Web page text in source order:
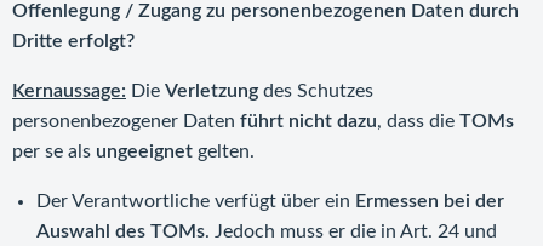
Offenlegung / Zugang zu personenbezogenen Daten durch
Dritte erfolgt?
Kernaussage: Die Verletzung des Schutzes
personenbezogener Daten führt nicht dazu, dass die TOMs
per se als ungeeignet gelten.
Der Verantwortliche verfügt über ein Ermessen bei der
Auswahl des TOMs. Jedoch muss er die in Art. 24 und